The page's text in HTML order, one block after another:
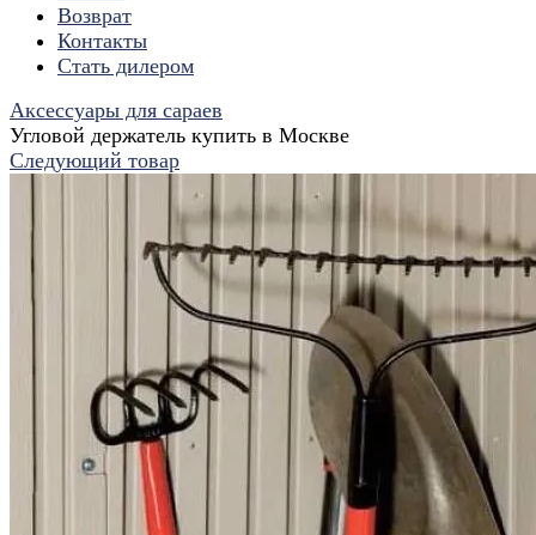
Возврат
Контакты
Стать дилером
Аксессуары для сараев
Угловой держатель купить в Москве
Следующий товар